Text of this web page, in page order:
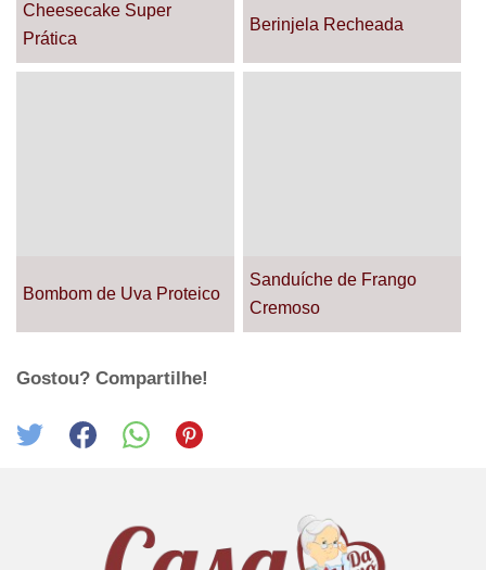
Cheesecake Super
Prática
Berinjela Recheada
Bombom de Uva Proteico
Sanduíche de Frango
Cremoso
Gostou? Compartilhe!